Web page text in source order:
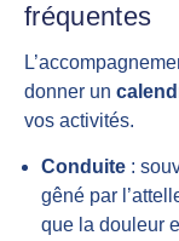
fréquentes
donner un
vos activités.
Conduite:
gêné par
que la douleur